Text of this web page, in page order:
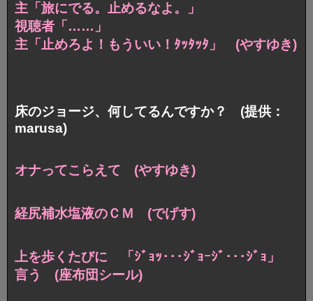
主「旅にでる。止めるなよ。」
視聴者「……」
主「止めろよ！もういい！ﾀｯﾀｯﾀ」 (やすゆき)
床のジョージ、何してるんですか？ (提供：
marusa)
オナってこらえて (やすゆき)
経尻補水塩液のＣＭ (でげす)
上を歩くたびに 「ｼﾞｮｯ･･･ｼﾞｮｰｼﾞ･･･ｼﾞｮ」
言う (座布団シール)